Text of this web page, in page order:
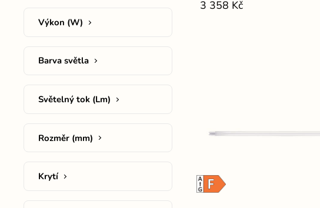
Výkon (W)
Barva světla
Světelný tok (Lm)
Rozměr (mm)
Krytí
3 358 Kč